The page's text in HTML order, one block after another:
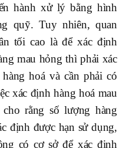
hành xử lý bằng hình
quỹ. Tuy nhiên, quan
tối cao là để xác định
mau hỏng thì phải xác
hoá và cần phải có
xác định hàng hoá mau
rằng số lượng hàng
định được hạn sử dụng,
có cơ sở để xác định